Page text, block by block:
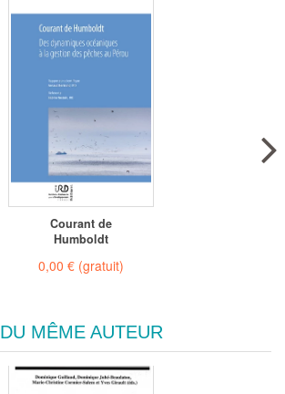
Courant de
Humboldt
0,00 € (gratuit)
DU MÊME AUTEUR